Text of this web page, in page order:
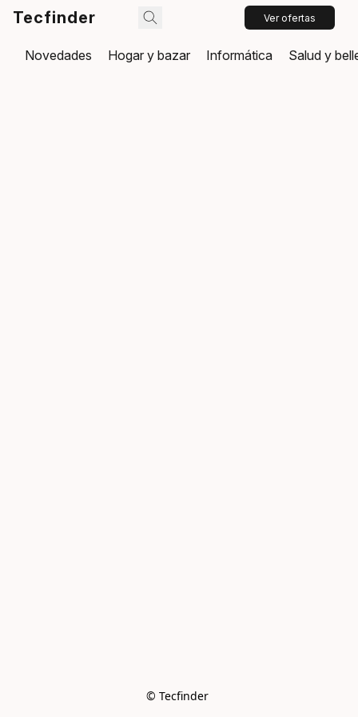
Tecfinder Ver ofertas
Novedades Hogar y bazar Informática Salud y
© Tecfinder